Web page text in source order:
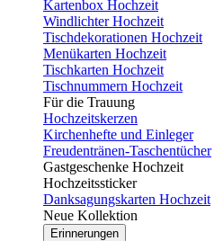
Kartenbox Hochzeit
Windlichter Hochzeit
Tischdekorationen Hochzeit
Menükarten Hochzeit
Tischkarten Hochzeit
Tischnummern Hochzeit
Für die Trauung
Hochzeitskerzen
Kirchenhefte und Einleger
Freudentränen-Taschentücher
Gastgeschenke Hochzeit
Hochzeitssticker
Danksagungskarten Hochzeit
Neue Kollektion
Erinnerungen